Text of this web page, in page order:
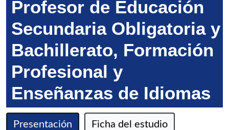
Profesor de Educación
Secundaria Obligatoria y
Bachillerato, Formación
Profesional y
Enseñanzas de Idiomas
Presentación Ficha del estudio